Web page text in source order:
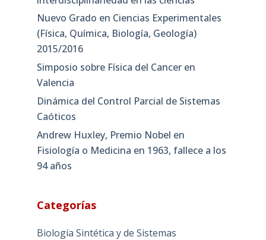
Nuevo Grado en Ciencias Experimentales
(Física, Química, Biología, Geología)
2015/2016
Simposio sobre Física del Cancer en
Valencia
Dinámica del Control Parcial de Sistemas
Caóticos
Andrew Huxley, Premio Nobel en
Fisiología o Medicina en 1963, fallece a los
94 años
Categorías
Biología Sintética y de Sistemas